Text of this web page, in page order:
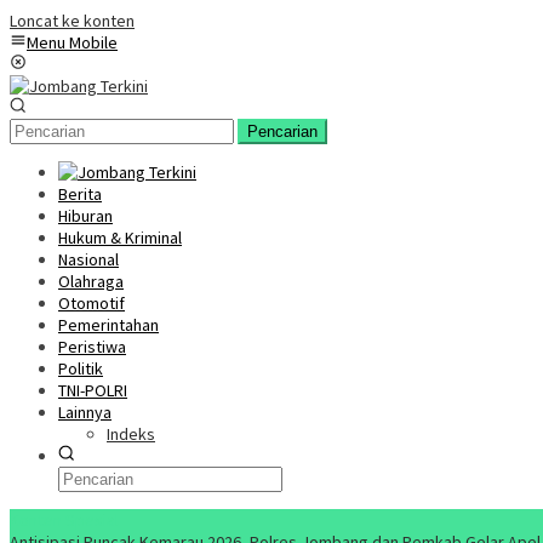
Loncat ke konten
Menu Mobile
Pencarian
Berita
Hiburan
Hukum & Kriminal
Nasional
Olahraga
Otomotif
Pemerintahan
Peristiwa
Politik
TNI-POLRI
Lainnya
Indeks